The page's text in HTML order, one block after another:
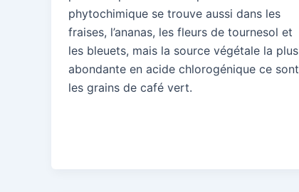
phytochimique se trouve aussi dans les
fraises, l’ananas, les fleurs de tournesol et
les bleuets, mais la source végétale la plus
abondante en acide chlorogénique ce sont
les grains de café vert.